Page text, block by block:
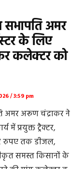
सभापति अमर
के लिए
कलेक्टर को
/ 3:59 pm
अमर अरूण चंद्राकर ने
में प्रयुक्त ट्रैक्टर,
रुपए तक डीजल,
समस्त किसानों के